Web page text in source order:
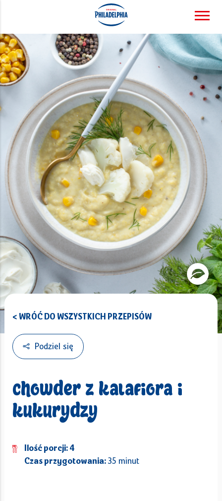
< WRÓĆ DO WSZYSTKICH PRZEPISÓW
Podziel się
Chowder z kalafiora i
kukurydzy
Ilość porcji: 4
Czas przygotowania: 35 minut